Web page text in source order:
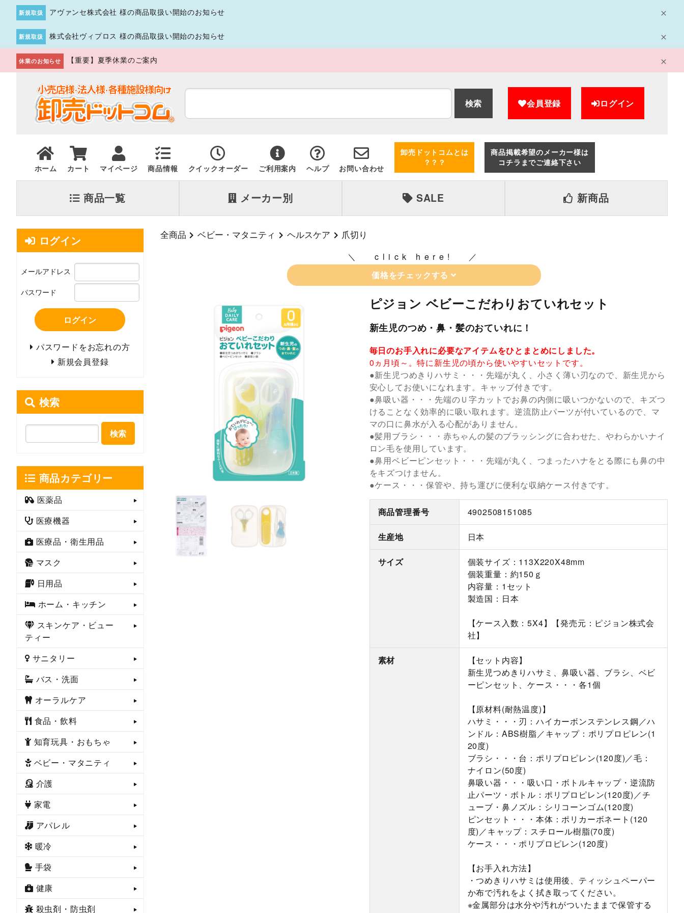
新規取扱 アヴァンセ株式会社 様の商品取扱い開始のお知らせ
新規取扱 株式会社ヴィプロス 様の商品取扱い開始のお知らせ
休業のお知らせ 【重要】夏季休業のご案内
検索 会員登録 ログイン
ホーム カート マイページ 商品情報 クイックオーダー ご利用案内 ヘルプ お問い合わせ
卸売ドットコムとは
？？？
商品掲載希望のメーカー様は
コチラまでご連絡下さい
商品一覧 メーカー別 SALE 新商品
全商品 ベビー・マタニティ ヘルスケア 爪切り
click here!
価格をチェックする
ピジョン ベビーこだわりおていれセット
新生児のつめ・鼻・髪のおていれに！
毎日のお手入れに必要なアイテムをひとまとめにしました。
0ヵ月頃～。特に新生児の頃から使いやすいセットです。
●新生児つめきりハサミ・・・先端が丸く、小さく薄い刃なので、新生児から
安心してお使いになれます。キャップ付きです。
●鼻吸い器・・・先端のＵ字カットでお鼻の内側に吸いつかないので、キズつ
けることなく効率的に吸い取れます。逆流防止パーツが付いているので、マ
マの口に鼻水が入る心配がありません。
●髪用ブラシ・・・赤ちゃんの髪のブラッシングに合わせた、やわらかいナイ
ロン毛を使用しています。
●鼻用ベビーピンセット・・・先端が丸く、つまったハナをとる際にも鼻の中
をキズつけません。
●ケース・・・保管や、持ち運びに便利な収納ケース付きです。
商品管理番号 4902508151085
生産地 日本
サイズ
個装サイズ：113X220X48mm
個装重量：約150ｇ
内容量：1セット
製造国：日本
【ケース入数：5X4】【発売元：ピジョン株式会
社】
素材
【セット内容】
新生児つめきりハサミ、鼻吸い器、ブラシ、ベビ
ーピンセット、ケース・・・各1個
【原材料(耐熱温度)】
ハサミ・・・刃：ハイカーボンステンレス鋼／ハ
ンドル：ABS樹脂／キャップ：ポリプロピレン(1
20度)
ブラシ・・・台：ポリプロピレン(120度)／毛：
ナイロン(50度)
鼻吸い器・・・吸い口・ボトルキャップ・逆流防
止パーツ・ボトル：ポリプロピレン(120度)／チ
ューブ・鼻ノズル：シリコーンゴム(120度)
ピンセット・・・本体：ポリカーボネート(120
度)／キャップ：スチロール樹脂(70度)
ケース・・・ポリプロピレン(120度)
【お手入れ方法】
・つめきりハサミは使用後、ティッシュペーパー
か布で汚れをよく拭き取ってください。
※金属部分は水分や汚れがついたままで保管する
ログイン
メールアドレス
パスワード
ログイン
パスワードをお忘れの方
新規会員登録
検索
検索
商品カテゴリー
医薬品
医療機器
医療品・衛生用品
マスク
日用品
ホーム・キッチン
スキンケア・ビュー
ティー
サニタリー
バス・洗面
オーラルケア
食品・飲料
知育玩具・おもちゃ
ベビー・マタニティ
介護
家電
アパレル
暖冷
手袋
健康
殺虫剤・防虫剤